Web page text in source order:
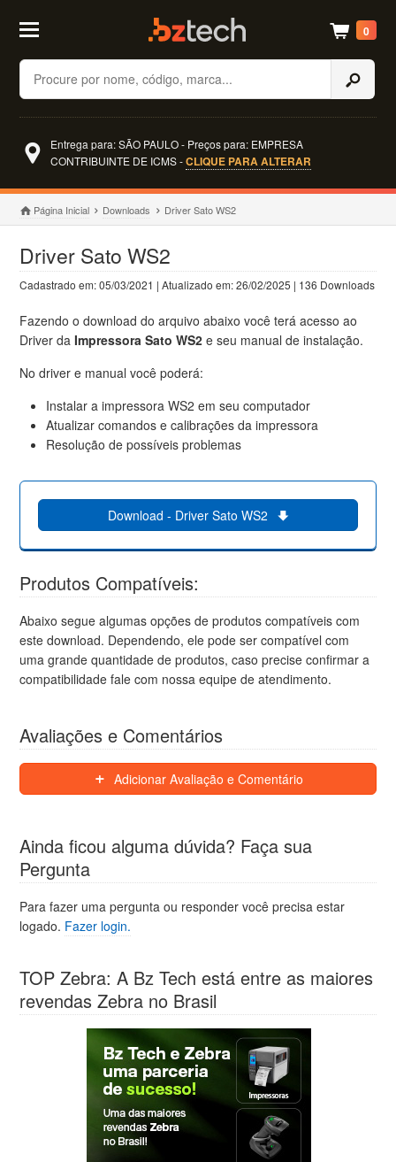
Buscar
0
Entrega para: SÃO PAULO - Preços para: EMPRESA
CONTRIBUINTE DE ICMS -CLIQUE PARA ALTERAR
Página Inicial Downloads Driver Sato WS2
Driver Sato WS2
Cadastrado em: 05/03/2021 | Atualizado em: 26/02/2025 | 136 Downloads
Fazendo o download do arquivo abaixo você terá acesso ao
Driver daImpressora Sato WS2e seu manual de instalação.
No driver e manual você poderá:
Instalar a impressora WS2 em seu computador
Atualizar comandos e calibrações da impressora
Resolução de possíveis problemas
Download - Driver Sato WS2
Produtos Compatíveis:
Abaixo segue algumas opções de produtos compatíveis com
este download. Dependendo, ele pode ser compatível com
uma grande quantidade de produtos, caso precise confirmar a
compatibilidade fale com nossa equipe de atendimento.
Avaliações e Comentários
Adicionar Avaliação e Comentário
Ainda ficou alguma dúvida? Faça sua
Pergunta
Para fazer uma pergunta ou responder você precisa estar
logado. Fazer login.
TOP Zebra: A Bz Tech está entre as maiores
revendas Zebra no Brasil